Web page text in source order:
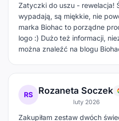
Zatyczki do uszu - rewelacja!
wypadają, są miękkie, nie
marka Biohac to porządne
logo :) Dużo też informacji,
można znaleźć na blogu
RS Rozaneta Soczek
luty 2026
Zakupiłam zestaw dwóch